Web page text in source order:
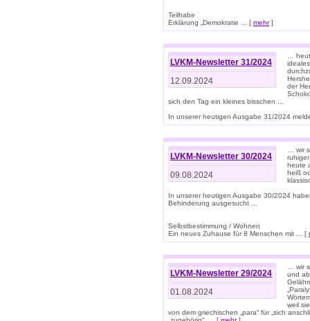
Teilhabe
Erklärung „Demokratie ... [ mehr]
LVKM-Newsletter 31/2024
12.09.2024
…
der
sich den Tag ein kleines bisschen ...
In unserer heutigen Ausgabe 31/2024
LVKM-Newsletter 30/2024
09.08.2024
… wir
heute
heiß
In unserer heutigen Ausgabe 30/2024
Behinderung ausgesucht ...
Selbstbestimmung / Wohnen
Ein neues Zuhause für 8 Menschen mit ... [
LVKM-Newsletter 29/2024
01.08.2024
… wir
und
weil
von dem griechischen „para“ für „sich